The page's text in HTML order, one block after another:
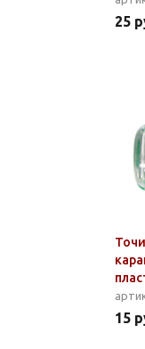
25
15